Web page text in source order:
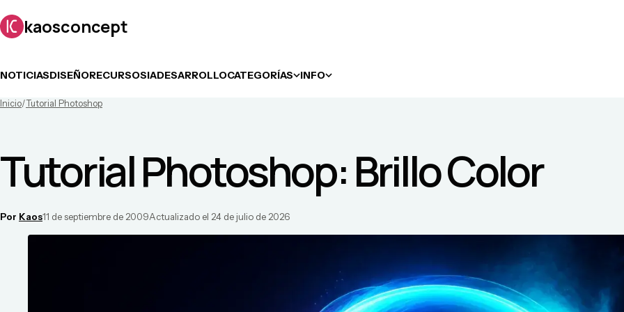
kaosconcept
NOTICIASDISEÑORECURSOSIADESARROLLOCATEGORÍAS INFO
Inicio/Tutorial Photoshop
Tutorial Photoshop: Brillo Color
Por Kaos11 de septiembre de 2009Actualizado el 24 de julio de 2026